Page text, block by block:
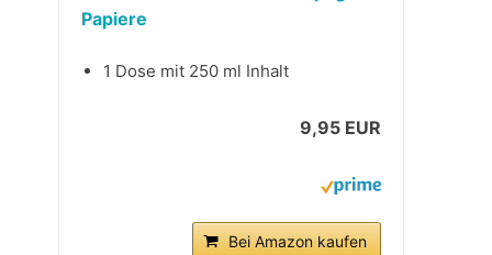
Papiere
1 Dose mit 250 ml Inhalt
9,95 EUR
Bei Amazon kaufen